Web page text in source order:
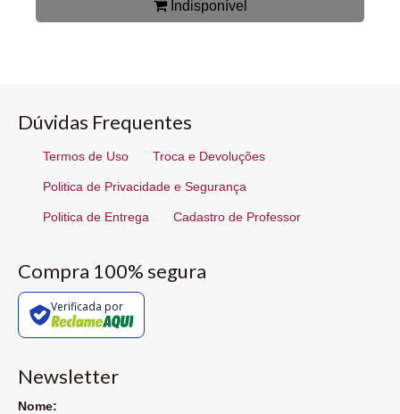
Indisponível
Dúvidas Frequentes
Termos de Uso Troca e Devoluções
Politica de Privacidade e Segurança
Politica de Entrega Cadastro de Professor
Compra 100% segura
Verificada por
Newsletter
Nome: